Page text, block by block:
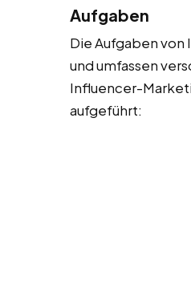
Aufgaben
Die Aufgaben
und umfassen
Influencer-
aufgeführt: